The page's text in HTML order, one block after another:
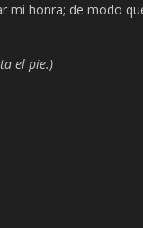
mi honra; de modo
el pie.)